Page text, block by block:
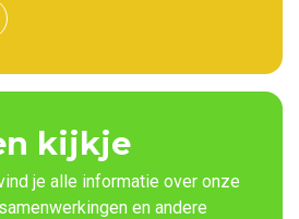
kijkje
je alle informatie over onze
en andere